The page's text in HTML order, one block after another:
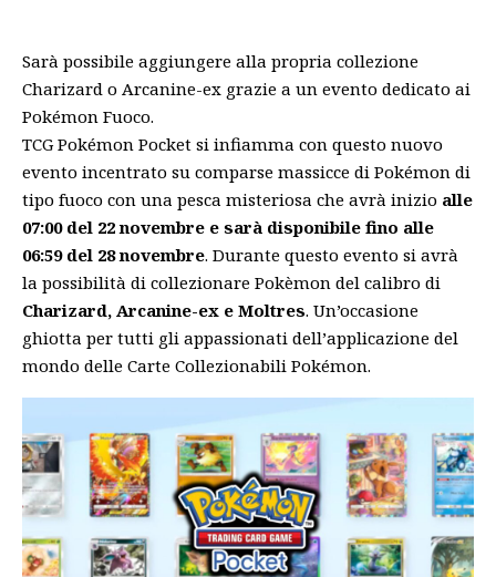
Sarà possibile aggiungere alla propria collezione
Charizard o Arcanine-ex grazie a un evento dedicato ai
Pokémon Fuoco.
TCG Pokémon Pocket si infiamma con questo nuovo
evento incentrato su comparse massicce di Pokémon di
tipo fuoco con una pesca misteriosa che avrà inizio alle
07:00 del 22 novembre e sarà disponibile fino alle
06:59 del 28 novembre. Durante questo evento si avrà
la possibilità di collezionare Pokèmon del calibro di
Charizard, Arcanine-ex e Moltres. Un’occasione
ghiotta per tutti gli appassionati dell’applicazione del
mondo delle Carte Collezionabili Pokémon.